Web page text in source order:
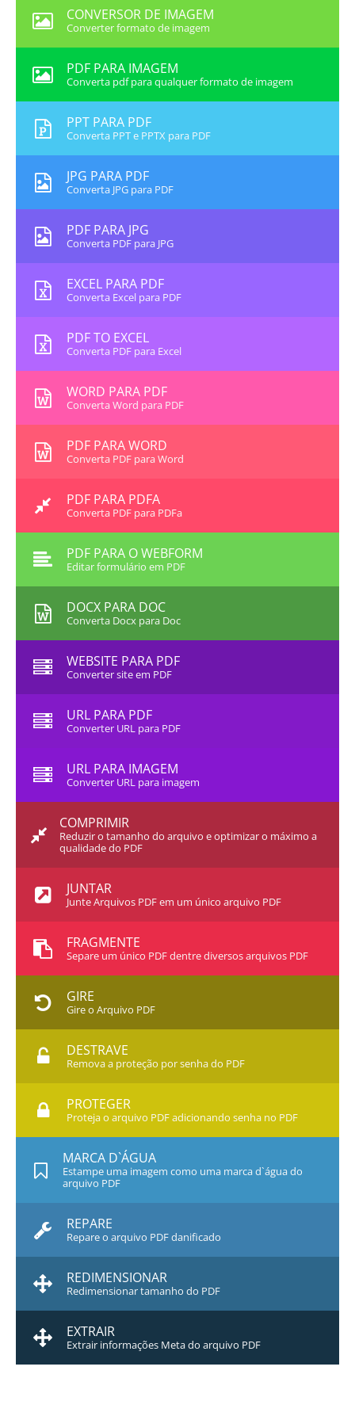
CONVERSOR DE IMAGEM
Converter formato de imagem
PDF PARA IMAGEM
Converta pdf para qualquer formato de imagem
PPT PARA PDF
Converta PPT e PPTX para PDF
JPG PARA PDF
Converta JPG para PDF
PDF PARA JPG
Converta PDF para JPG
EXCEL PARA PDF
Converta Excel para PDF
PDF TO EXCEL
Converta PDF para Excel
WORD PARA PDF
Converta Word para PDF
PDF PARA WORD
Converta PDF para Word
PDF PARA PDFA
Converta PDF para PDFa
PDF PARA O WEBFORM
Editar formulário em PDF
DOCX PARA DOC
Converta Docx para Doc
WEBSITE PARA PDF
Converter site em PDF
URL PARA PDF
Converter URL para PDF
URL PARA IMAGEM
Converter URL para imagem
COMPRIMIR
Reduzir o tamanho do arquivo e optimizar o máximo a
qualidade do PDF
JUNTAR
Junte Arquivos PDF em um único arquivo PDF
FRAGMENTE
Separe um único PDF dentre diversos arquivos PDF
GIRE
Gire o Arquivo PDF
DESTRAVE
Remova a proteção por senha do PDF
PROTEGER
Proteja o arquivo PDF adicionando senha no PDF
MARCA D`ÁGUA
Estampe uma imagem como uma marca d`água do
arquivo PDF
REPARE
Repare o arquivo PDF danificado
REDIMENSIONAR
Redimensionar tamanho do PDF
EXTRAIR
Extrair informações Meta do arquivo PDF